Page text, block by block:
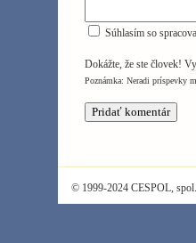
Súhlasím so
Dokážte, že ste človek!
Poznámka: Neradi príspevky
© 1999-2024 CESPOL,